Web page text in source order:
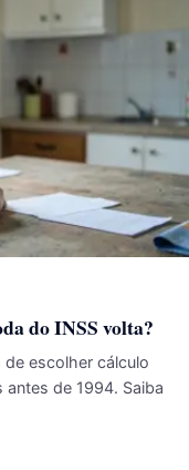
do INSS volta?
escolher cálculo
de 1994. Saiba